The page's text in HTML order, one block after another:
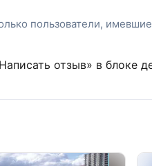
пользователи,
отзыв» в блоке